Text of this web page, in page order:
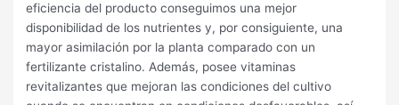
eficiencia del producto conseguimos una mejor
disponibilidad de los nutrientes y, por consiguiente, una
mayor asimilación por la planta comparado con un
fertilizante cristalino. Además, posee vitaminas
revitalizantes que mejoran las condiciones del cultivo